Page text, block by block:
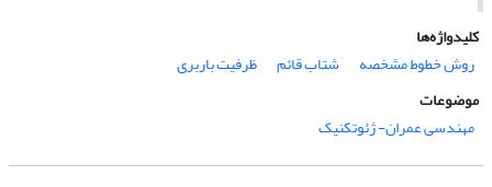
کلیدواژه‌ها
روش خطوط مشخصه
شتاب قائم
ظرفیت باربری
موضوعات
مهندسی عمران- ژئوتکنیک